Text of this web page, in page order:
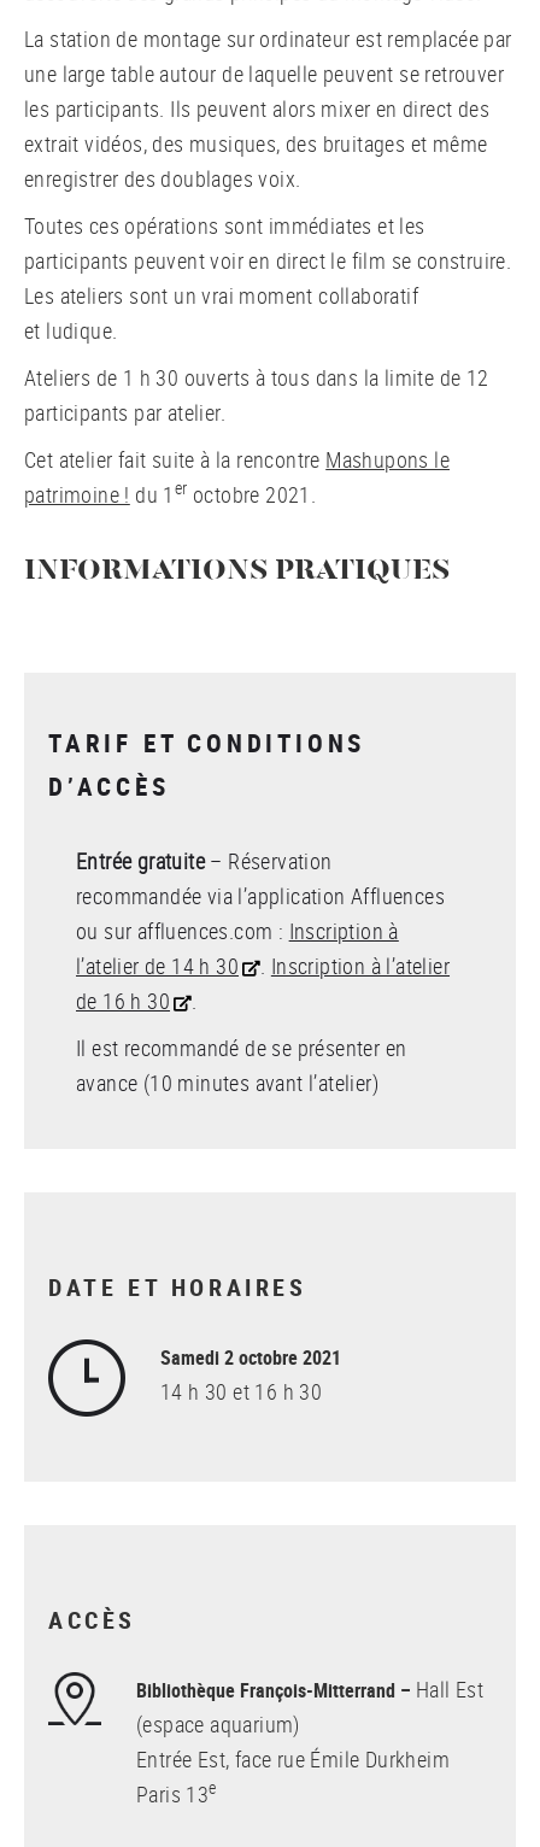
La station de montage sur ordinateur est remplacée par
une large table autour de laquelle peuvent se retrouver
les participants. Ils peuvent alors mixer en direct des
extrait vidéos, des musiques, des bruitages et même
enregistrer des doublages voix.
Toutes ces opérations sont immédiates et les
participants peuvent voir en direct le film se construire.
Les ateliers sont un vrai moment collaboratif
et ludique.
Ateliers de 1 h 30 ouverts à tous dans la limite de 12
participants par atelier.
Cet atelier fait suite à la rencontre Mashupons le
patrimoine ! du 1 er octobre 2021.
INFORMATIONS PRATIQUES
TARIF ET CONDITIONS
D’ACCÈS
Entrée gratuite– Réservation
recommandée via l’application Affluences
ou sur affluences.com : Inscription à
l’atelier de 14 h 30
Inscription à l’atelier
de 16 h 30
Il est recommandé de se présenter en
avance (10 minutes avant l’atelier)
DATE ET HORAIRES
Samedi 2 octobre 2021
14 h 30 et 16 h 30
ACCÈS
Bibliothèque François-Mitterrand – Hall Est
(espace aquarium)
Entrée Est, face rue Émile Durkheim
Paris 13e